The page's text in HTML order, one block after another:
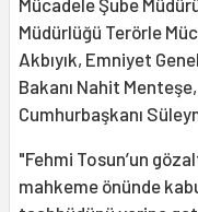
Mücadele Şube
Müdürlüğü Terörle
Akbıyık, Emniyet
Bakanı Nahit
Cumhurbaşkanı
"Fehmi Tosun’un
mahkeme önünde